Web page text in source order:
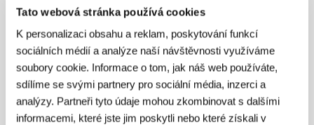
Tato webová stránka používá cookies
K personalizaci obsahu a reklam, poskytování funkcí
sociálních médií a analýze naší návštěvnosti využíváme
soubory cookie. Informace o tom, jak náš web používáte,
sdílíme se svými partnery pro sociální média, inzerci a
analýzy. Partneři tyto údaje mohou zkombinovat s dalšími
informacemi, které jste jim poskytli nebo které získali v
Režie